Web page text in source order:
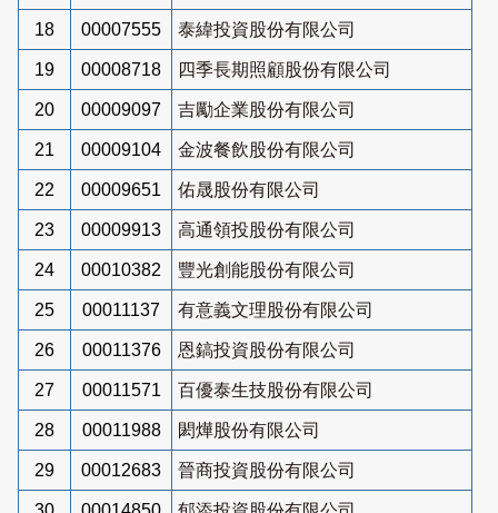
18 00007555 泰緯投資股份有限公司
19 00008718 四季長期照顧股份有限公司
20 00009097 吉勵企業股份有限公司
21 00009104 金波餐飲股份有限公司
22 00009651 佑晟股份有限公司
23 00009913 高通領投股份有限公司
24 00010382 豐光創能股份有限公司
25 00011137 有意義文理股份有限公司
26 00011376 恩鎬投資股份有限公司
27 00011571 百優泰生技股份有限公司
28 00011988 閎燁股份有限公司
29 00012683 晉商投資股份有限公司